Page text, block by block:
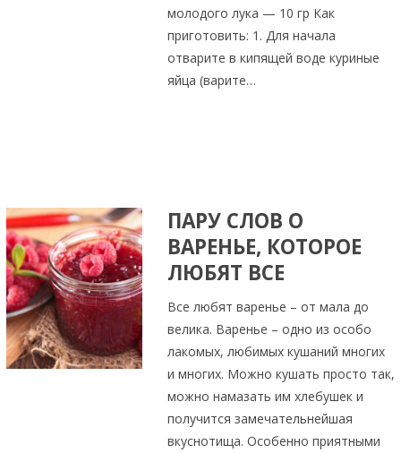
молодого лука — 10 гр Как
приготовить: 1. Для начала
отварите в кипящей воде куриные
яйца (варите…
ПАРУ СЛОВ О
ВАРЕНЬЕ, КОТОРОЕ
ЛЮБЯТ ВСЕ
Все любят варенье – от мала до
велика. Варенье – одно из особо
лакомых, любимых кушаний многих
и многих. Можно кушать просто так,
можно намазать им хлебушек и
получится замечательнейшая
вкуснотища. Особенно приятными